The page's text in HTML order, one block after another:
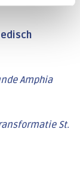
Amphia
St.